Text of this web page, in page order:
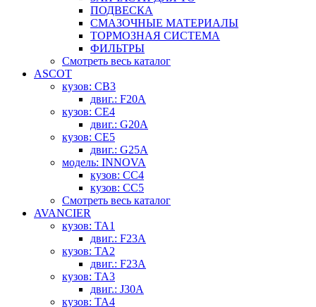
ПОДВЕСКА
СМАЗОЧНЫЕ МАТЕРИАЛЫ
ТОРМОЗНАЯ СИСТЕМА
ФИЛЬТРЫ
Смотреть весь каталог
ASCOT
кузов: CB3
двиг.: F20A
кузов: CE4
двиг.: G20A
кузов: CE5
двиг.: G25A
модель: INNOVA
кузов: CC4
кузов: CC5
Смотреть весь каталог
AVANCIER
кузов: TA1
двиг.: F23A
кузов: TA2
двиг.: F23A
кузов: TA3
двиг.: J30A
кузов: TA4